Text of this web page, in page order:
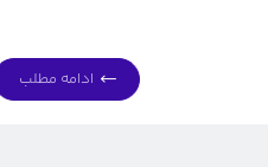
ادامه مطلب